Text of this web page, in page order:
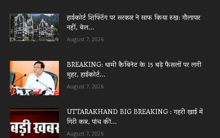
हाईकोर्ट शिफ्टिंग पर सरकार ने साफ किया रुख: गौलापार
नहीं, बेल...
August 7, 2026
BREAKING: धामी कैबिनेट के 15 बड़े फैसलों पर लगी
मुहर, हाईकोर्ट...
August 7, 2026
UTTARAKHAND BIG BREAKING : गहरी खाई में
गिरी कार, पांच की...
August 7, 2026